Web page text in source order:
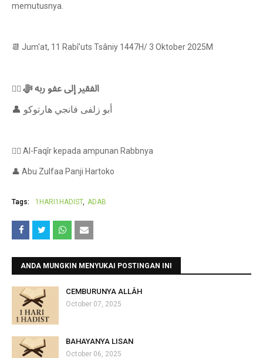
memutusnya.
📆 Jum'at, 11 Rabî'uts Tsâniy 1447H/ 3 Oktober 2025M
✍🏻 الفقير إلى عفو ربه ﷻ
✍🏻 Al-Faqîr kepada ampunan Rabbnya
👤 Abu Zulfaa Panji Hartoko
Tags: 1HARI1HADIST ADAB
ANDA MUNGKIN MENYUKAI POSTINGAN INI
CEMBURUNYA ALLÂH
October 07, 2025
BAHAYANYA LISAN
October 06, 2025